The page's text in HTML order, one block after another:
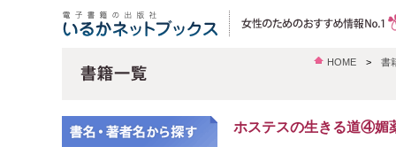
HOME > 書
ホステスの生きる道④媚